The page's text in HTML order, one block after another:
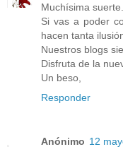
Muchísima suerte.
Si vas a poder
hacen tanta
Nuestros blogs
Disfruta de la
Un beso,
Responder
Anónimo 12